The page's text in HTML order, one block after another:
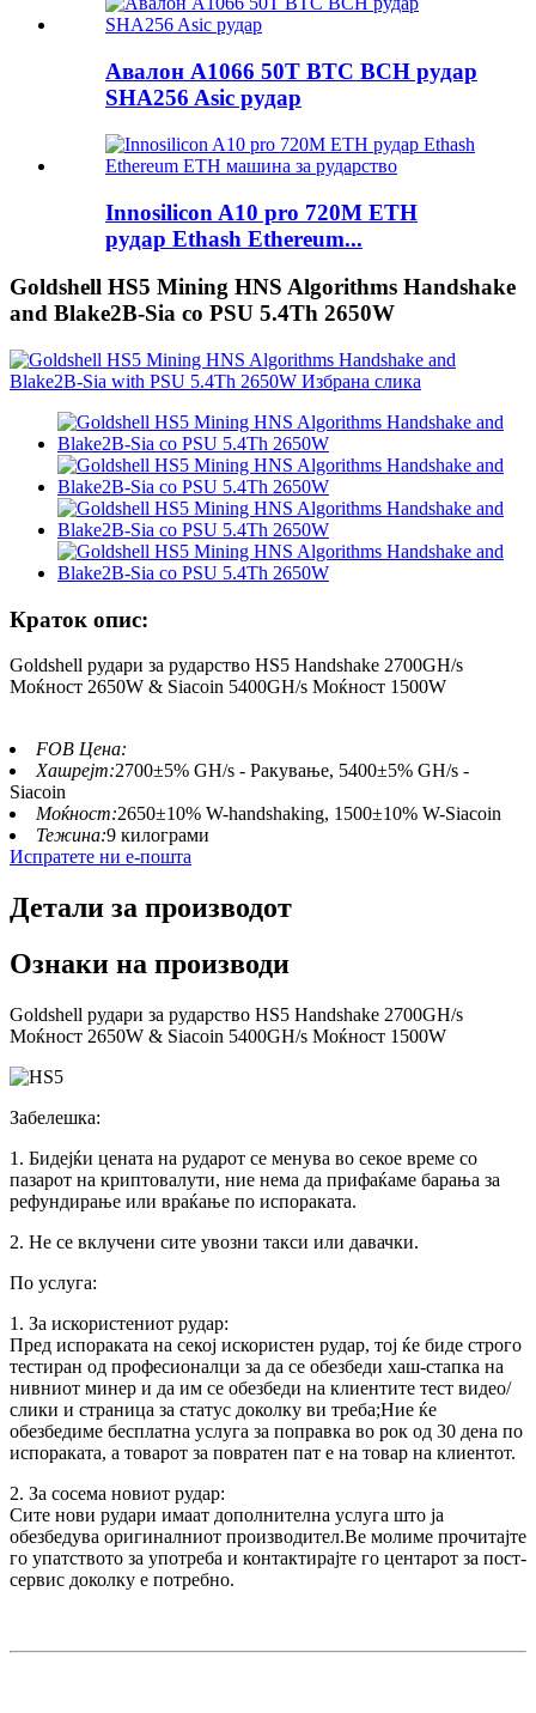
Авалон A1066 50T BTC BCH рудар
SHA256 Asic рудар
Innosilicon A10 pro 720M ETH
рудар Ethash Ethereum...
Goldshell HS5 Mining HNS Algorithms Handshake
and Blake2B-Sia со PSU 5.4Th 2650W
Краток опис:
Goldshell рудари за рударство HS5 Handshake 2700GH/s
Моќност 2650W & Siacoin 5400GH/s Моќност 1500W
FOB Цена:
Хашрејт:2700±5% GH/s - Ракување, 5400±5% GH/s -
Siacoin
Моќност:2650±10% W-handshaking, 1500±10% W-Siacoin
Тежина:9 килограми
Испратете ни е-пошта
Детали за производот
Ознаки на производи
Goldshell рудари за рударство HS5 Handshake 2700GH/s
Моќност 2650W & Siacoin 5400GH/s Моќност 1500W
Забелешка:
1. Бидејќи цената на рударот се менува во секое време со
пазарот на криптовалути, ние нема да прифаќаме барања за
рефундирање или враќање по испораката.
2. Не се вклучени сите увозни такси или давачки.
По услуга:
1. За искористениот рудар:
Пред испораката на секој искористен рудар, тој ќе биде строго
тестиран од професионалци за да се обезбеди хаш-стапка на
нивниот минер и да им се обезбеди на клиентите тест видео/
слики и страница за статус доколку ви треба;Ние ќе
обезбедиме бесплатна услуга за поправка во рок од 30 дена по
испораката, а товарот за повратен пат е на товар на клиентот.
2. За сосема новиот рудар:
Сите нови рудари имаат дополнителна услуга што ја
обезбедува оригиналниот производител.Ве молиме прочитајте
го упатството за употреба и контактирајте го центарот за пост-
сервис доколку е потребно.